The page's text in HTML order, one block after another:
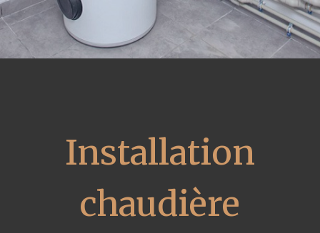
Installation
chaudière